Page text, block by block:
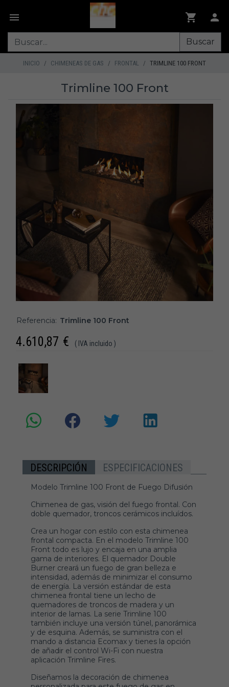
Buscar
INICIO CHIMENEAS DE GAS FRONTAL TRIMLINE 100 FRONT
Trimline 100 Front
Referencia: Trimline 100 Front
4.610,87 € ( IVA incluido )
DESCRIPCIÓN ESPECIFICACIONES
Modelo Trimline 100 Front de Fuego Difusión
Chimenea de gas, visión del fuego frontal. Con
doble quemador, troncos cerámicos incluídos.
Crea un hogar con estilo con esta chimenea
frontal compacta. En el modelo Trimline 100
Front todo es lujo y encaja en una amplia
gama de interiores. El quemador Double
Burner creará un fuego de gran belleza e
intensidad, además de minimizar el consumo
de energía. La versión estándar de esta
chimenea frontal tiene un lecho de
quemadores de troncos de madera y un
interior de lamas. La serie Trimline 100
también incluye una versión túnel, panorámica
y de esquina. Además, se suministra con el
mando a distancia Ecomax y tienes la opción
de añadir el control Wi-Fi con nuestra
aplicación Trimline Fires.
Diseñamos la decoración de chimenea